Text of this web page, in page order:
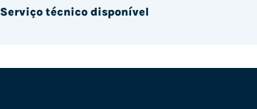
Serviço técnico disponível